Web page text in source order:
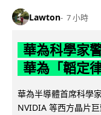
Lawton 7 小時
華為科學家
華為「韜定
華為半導體首席科學
NVIDIA 等西方晶片